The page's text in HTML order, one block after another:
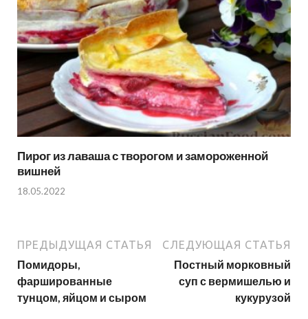
Пирог из лаваша с творогом и замороженной
вишней
18.05.2022
ПРЕДЫДУЩАЯ СТАТЬЯ
Помидоры,
фаршированные
тунцом, яйцом и сыром
СЛЕДУЮЩАЯ СТАТЬЯ
Постный морковный
суп с вермишелью и
кукурузой